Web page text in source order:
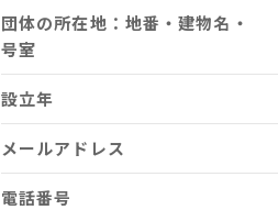
団体の所在地：地番・建物名・
号室
設立年
メールアドレス
電話番号